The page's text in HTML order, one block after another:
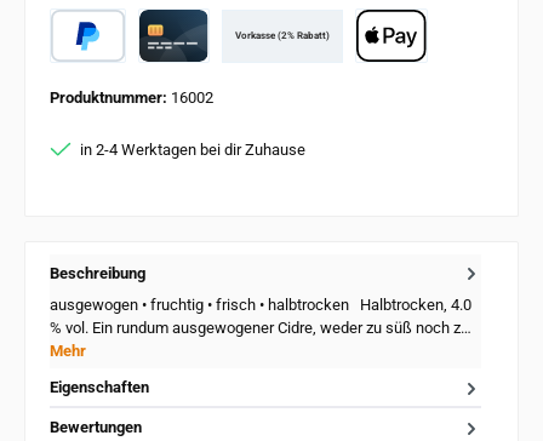
Vorkasse (2% Rabatt)
Produktnummer: 16002
in 2-4 Werktagen bei dir Zuhause
Beschreibung
ausgewogen • fruchtig • frisch • halbtrocken Halbtrocken, 4.0
% vol. Ein rundum ausgewogener Cidre, weder zu süß noch z…
Mehr
Eigenschaften
Bewertungen